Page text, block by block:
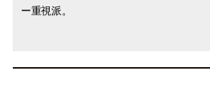
ー重視派。
ージをするなどこまめなホームケアでいつ